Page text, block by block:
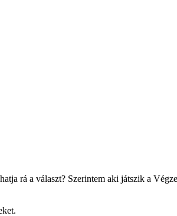
rá a választ? Szerintem aki játszik a